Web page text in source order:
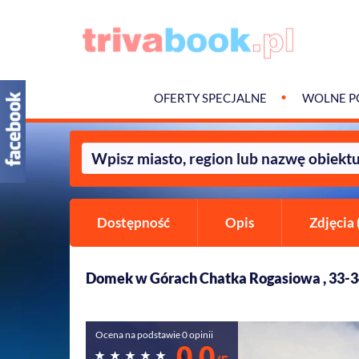
OFERTY SPECJALNE WOLNE
Dostępność Opis Zdjęcia
Domek w Górach Chatka Rogasiowa , 33-
Ocena na podstawie 0 opinii